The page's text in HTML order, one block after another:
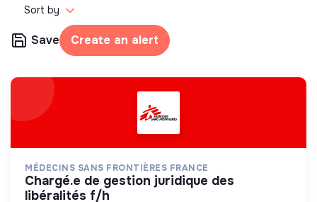
Sort by
Save Create an alert
MÉDECINS SANS FRONTIÈRES FRANCE
chargé.e de gestion juridique des
libéralités f/h